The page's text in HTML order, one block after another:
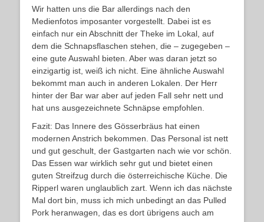
Wir hatten uns die Bar allerdings nach den
Medienfotos imposanter vorgestellt. Dabei ist es
einfach nur ein Abschnitt der Theke im Lokal, auf
dem die Schnapsflaschen stehen, die – zugegeben –
eine gute Auswahl bieten. Aber was daran jetzt so
einzigartig ist, weiß ich nicht. Eine ähnliche Auswahl
bekommt man auch in anderen Lokalen. Der Herr
hinter der Bar war aber auf jeden Fall sehr nett und
hat uns ausgezeichnete Schnäpse empfohlen.
Fazit: Das Innere des Gösserbräus hat einen
modernen Anstrich bekommen. Das Personal ist nett
und gut geschult, der Gastgarten nach wie vor schön.
Das Essen war wirklich sehr gut und bietet einen
guten Streifzug durch die österreichische Küche. Die
Ripperl waren unglaublich zart. Wenn ich das nächste
Mal dort bin, muss ich mich unbedingt an das Pulled
Pork heranwagen, das es dort übrigens auch am